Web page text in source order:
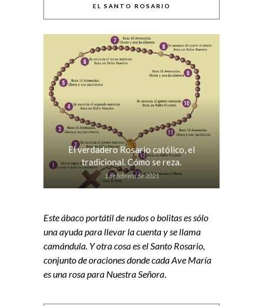
EL SANTO ROSARIO
El verdadero Rosario católico, el
tradicional. Cómo se reza.
1 de febrero de 2021
Este ábaco portátil de nudos o bolitas es sólo
una ayuda para llevar la cuenta y se llama
camándula. Y otra cosa es el Santo Rosario,
conjunto de oraciones donde cada Ave María
es una rosa para Nuestra Señora.